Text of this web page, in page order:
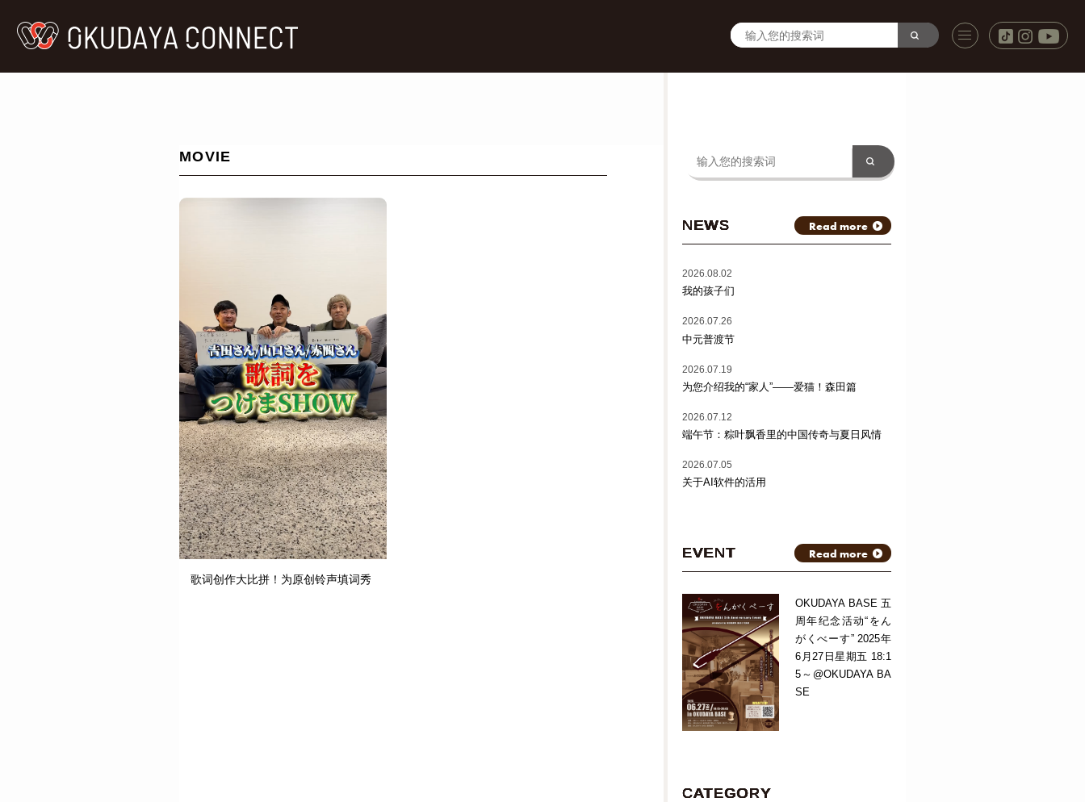
MOVIE
歌词创作大比拼！为原创铃声填词秀
NEWS Read more
2026.08.02
我的孩子们
2026.07.26
中元普渡节
2026.07.19
为您介绍我的“家人”——爱猫！森田篇
2026.07.12
端午节：粽叶飘香里的中国传奇与夏日风情
2026.07.05
关于AI软件的活用
EVENT Read more
OKUDAYA BASE 五
周年纪念活动“をん
がくべーす” 2025年
6月27日星期五 18:1
5～@OKUDAYA BA
SE
CATEGORY